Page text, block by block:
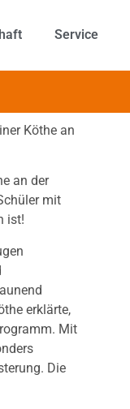
Service
Köthe an
an der
mit
ist!
erklärte,
Mit
Die